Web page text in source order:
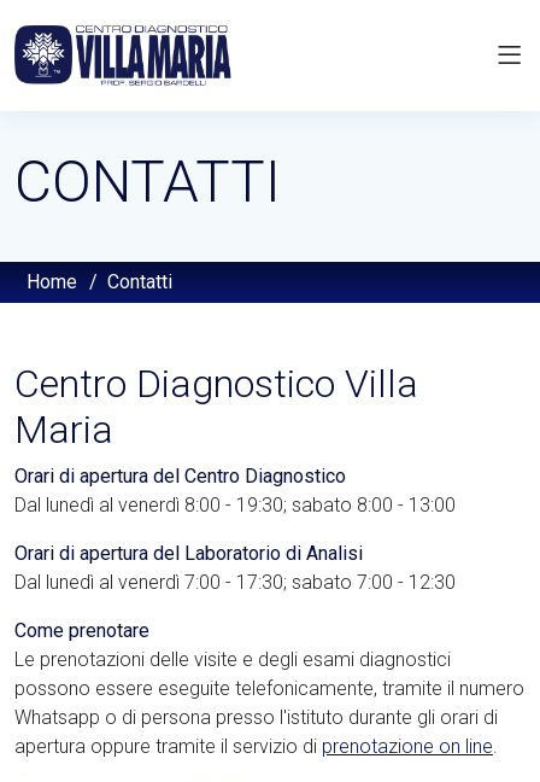
CONTATTI
Home / Contatti
Centro Diagnostico Villa
Maria
Orari di apertura del Centro Diagnostico
Dal lunedì al venerdì 8:00 - 19:30; sabato 8:00 - 13:00
Orari di apertura del Laboratorio di Analisi
Dal lunedì al venerdì 7:00 - 17:30; sabato 7:00 - 12:30
Come prenotare
Le prenotazioni delle visite e degli esami diagnostici
possono essere eseguite telefonicamente, tramite il numero
Whatsapp o di persona presso l'istituto durante gli orari di
apertura oppure tramite il servizio di prenotazione on line.